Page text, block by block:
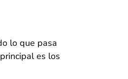
lo que pasa
es los